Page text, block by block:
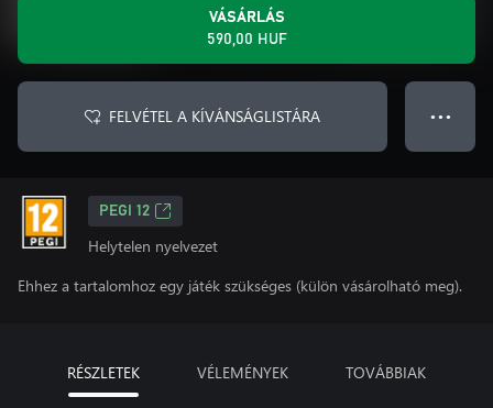
VÁSÁRLÁS
590,00 HUF
FELVÉTEL A KÍVÁNSÁGLISTÁRA ● ● ●
PEGI 12
Helytelen nyelvezet
Ehhez a tartalomhoz egy játék szükséges (külön vásárolható meg).
RÉSZLETEK VÉLEMÉNYEK TOVÁBBIAK